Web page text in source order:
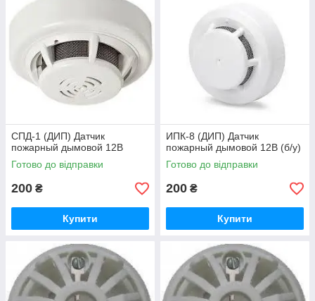
CПД-1 (ДИП) Датчик
пожарный дымовой 12В
Готово до відправки
200 ₴
Купити
ИПК-8 (ДИП) Датчик
пожарный дымовой 12В (б/у)
Готово до відправки
200 ₴
Купити